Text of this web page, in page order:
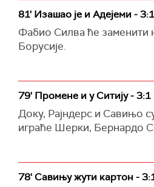
81' Изашао је и Адејеми - 3:1
Фабио Силва ће заменити
Борусије.
79' Промене и у Ситију - 3:1
Доку, Рајндерс и Савињо
играће Шерки, Бернардо
78' Савињу жути картон -